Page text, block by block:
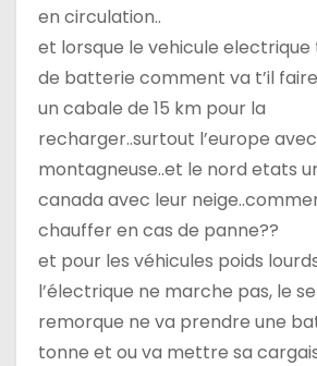
e
en circulation..
et lorsque le vehicule
de batterie comment va t’il
un cabale de 15 km pour la
recharger..surtout l’europe
montagneuse..et le nord etats
canada avec leur
chauffer en cas de panne??
et pour les véhicules poids
l’électrique ne marche pas, le
remorque ne va prendre une
tonne et ou va mettre sa